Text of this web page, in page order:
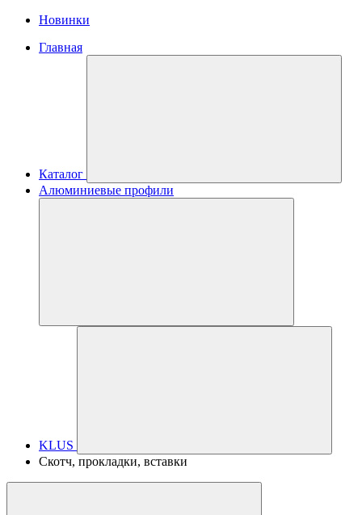
Новинки
Главная
Каталог
Алюминиевые профили
KLUS
Скотч, прокладки, вставки